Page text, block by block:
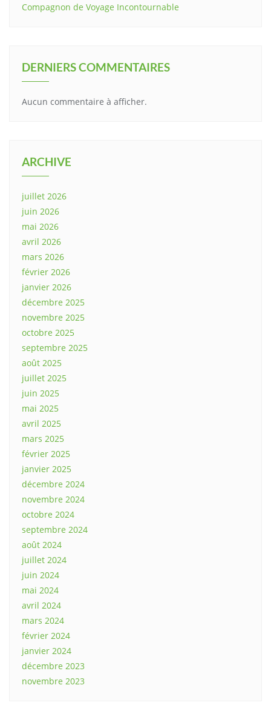
Compagnon de Voyage Incontournable
DERNIERS COMMENTAIRES
Aucun commentaire à afficher.
ARCHIVE
juillet 2026
juin 2026
mai 2026
avril 2026
mars 2026
février 2026
janvier 2026
décembre 2025
novembre 2025
octobre 2025
septembre 2025
août 2025
juillet 2025
juin 2025
mai 2025
avril 2025
mars 2025
février 2025
janvier 2025
décembre 2024
novembre 2024
octobre 2024
septembre 2024
août 2024
juillet 2024
juin 2024
mai 2024
avril 2024
mars 2024
février 2024
janvier 2024
décembre 2023
novembre 2023